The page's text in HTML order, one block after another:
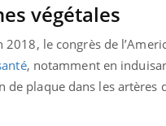
végétales
le congrès de l’
, notamment en
de plaque dans les